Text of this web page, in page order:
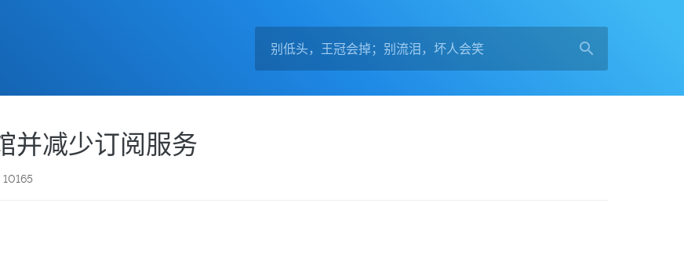
并减少订阅服务
10165